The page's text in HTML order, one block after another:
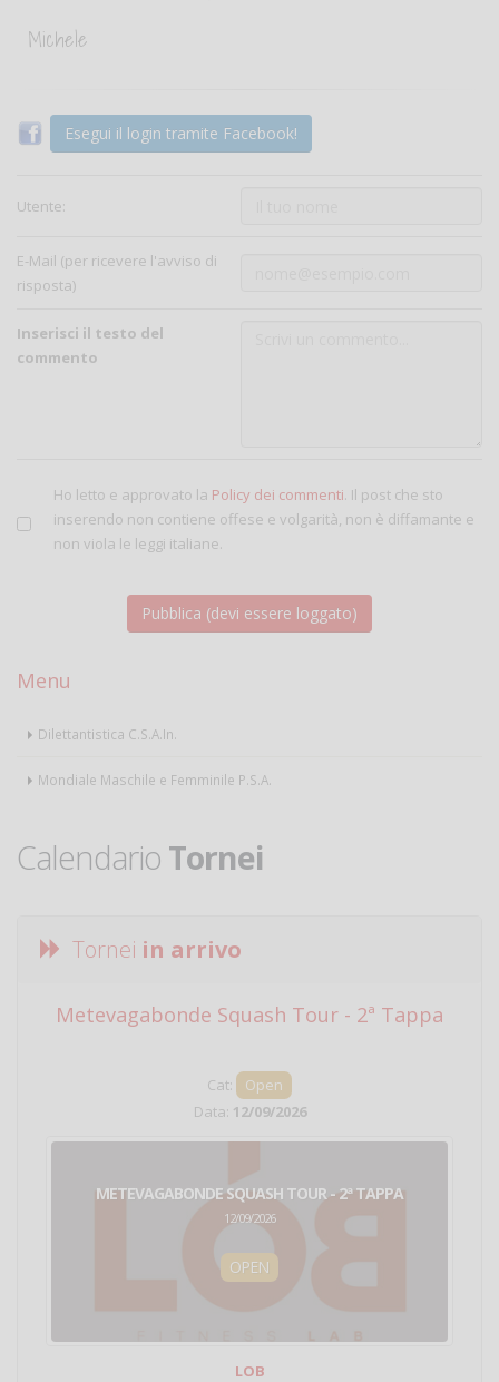
Michele
Esegui il login tramite Facebook!
Utente:
E-Mail (per ricevere l'avviso di
risposta)
Inserisci il testo del
commento
Ho letto e approvato la Policy dei commenti. Il post che sto
inserendo non contiene offese e volgarità, non è diffamante e
non viola le leggi italiane.
Menu
Dilettantistica C.S.A.In.
Mondiale Maschile e Femminile P.S.A.
Calendario Tornei
Tornei in arrivo
Metevagabonde Squash Tour - 2ª Tappa
Cat:
Open
Data: 12/09/2026
METEVAGABONDE SQUASH TOUR - 2ª TAPPA
12/09/2026
OPEN
LOB